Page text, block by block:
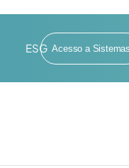
ESG Acesso a Sistemas